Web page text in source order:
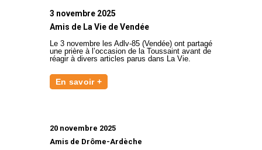
3 novembre 2025
Amis de La Vie de Vendée
Le 3 novembre les Adlv-85 (Vendée) ont partagé
une prière à l’occasion de la Toussaint avant de
réagir à divers articles parus dans La Vie.
En savoir +
20 novembre 2025
Amis de Drôme-Ardèche